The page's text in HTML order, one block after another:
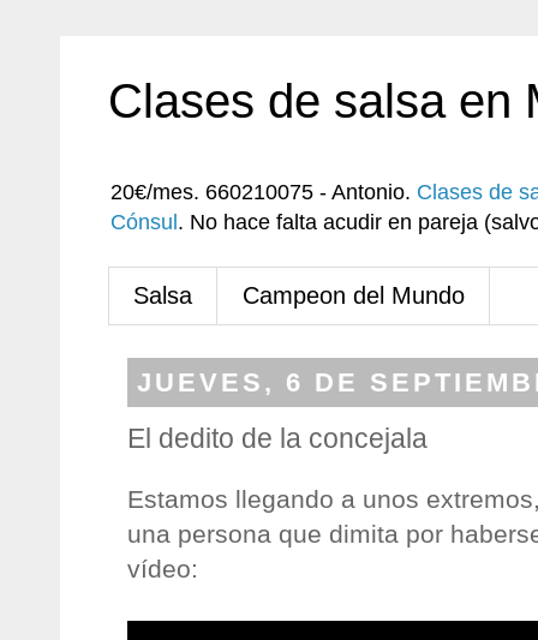
Clases de salsa en
20€/mes. 660210075 - Antonio. Clases de
Cónsul . No hace falta acudir en pareja
Salsa Campeon del Mundo
JUEVES, 6 DE
El dedito de la concejala
Estamos llegando a unos
una persona que dimita por
vídeo: